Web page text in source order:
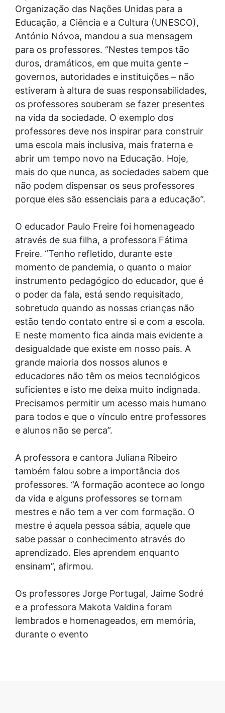
Organização das Nações Unidas para a
Educação, a Ciência e a Cultura (UNESCO),
António Nóvoa, mandou a sua mensagem
para os professores. “Nestes tempos tão
duros, dramáticos, em que muita gente –
governos, autoridades e instituições – não
estiveram à altura de suas responsabilidades,
os professores souberam se fazer presentes
na vida da sociedade. O exemplo dos
professores deve nos inspirar para construir
uma escola mais inclusiva, mais fraterna e
abrir um tempo novo na Educação. Hoje,
mais do que nunca, as sociedades sabem que
não podem dispensar os seus professores
porque eles são essenciais para a educação”.
O educador Paulo Freire foi homenageado
através de sua filha, a professora Fátima
Freire. “Tenho refletido, durante este
momento de pandemia, o quanto o maior
instrumento pedagógico do educador, que é
o poder da fala, está sendo requisitado,
sobretudo quando as nossas crianças não
estão tendo contato entre si e com a escola.
E neste momento fica ainda mais evidente a
desigualdade que existe em nosso país. A
grande maioria dos nossos alunos e
educadores não têm os meios tecnológicos
suficientes e isto me deixa muito indignada.
Precisamos permitir um acesso mais humano
para todos e que o vínculo entre professores
e alunos não se perca”.
A professora e cantora Juliana Ribeiro
também falou sobre a importância dos
professores. “A formação acontece ao longo
da vida e alguns professores se tornam
mestres e não tem a ver com formação. O
mestre é aquela pessoa sábia, aquele que
sabe passar o conhecimento através do
aprendizado. Eles aprendem enquanto
ensinam”, afirmou.
Os professores Jorge Portugal, Jaime Sodré
e a professora Makota Valdina foram
lembrados e homenageados, em memória,
durante o evento